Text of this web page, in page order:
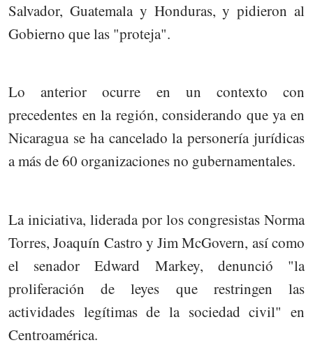
Salvador, Guatemala y Honduras, y pidieron al
Gobierno que las "proteja".
Lo anterior ocurre en un contexto con
precedentes en la región, considerando que ya en
Nicaragua se ha cancelado la personería jurídicas
a más de 60 organizaciones no gubernamentales.
La iniciativa, liderada por los congresistas Norma
Torres, Joaquín Castro y Jim McGovern, así como
el senador Edward Markey, denunció "la
proliferación de leyes que restringen las
actividades legítimas de la sociedad civil" en
Centroamérica.